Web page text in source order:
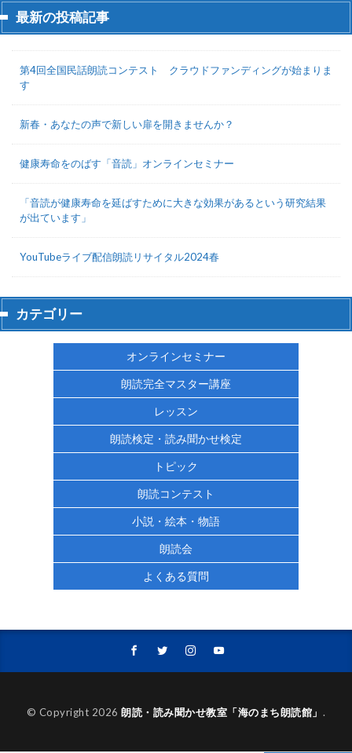
最新の投稿記事
第4回全国民話朗読コンテスト クラウドファンディングが始まりま
す
新春・あなたの声で新しい扉を開きませんか？
健康寿命をのばす「音読」オンラインセミナー
「音読が健康寿命を延ばすために大きな効果があるという研究結果
が出ています」
YouTubeライブ配信朗読リサイタル2024春
カテゴリー
オンラインセミナー
朗読完全マスター講座
レッスン
朗読検定・読み聞かせ検定
トピック
朗読コンテスト
小説・絵本・物語
朗読会
よくある質問
© Copyright 2026朗読・読み聞かせ教室「海のまち朗読館」 .